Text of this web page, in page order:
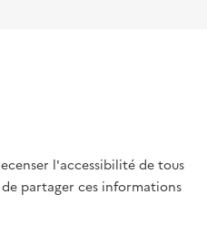
l'accessibilité de tous
partager ces informations